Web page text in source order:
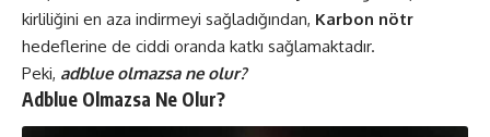
kirliliğini en aza indirmeyi sağladığından, Karbon nötr
hedeflerine de ciddi oranda katkı sağlamaktadır.
Peki, adblue olmazsa ne olur?
Adblue Olmazsa Ne Olur?